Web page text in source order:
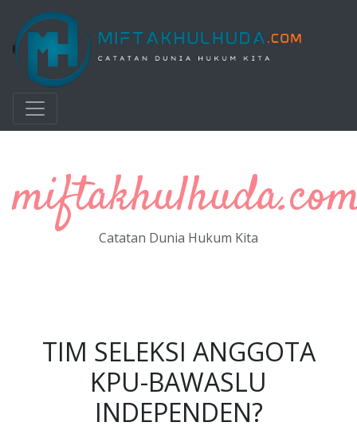
Langsung ke konten utama
Catatan Dunia Hukum Kita
TIM SELEKSI ANGGOTA
KPU-BAWASLU
INDEPENDEN?